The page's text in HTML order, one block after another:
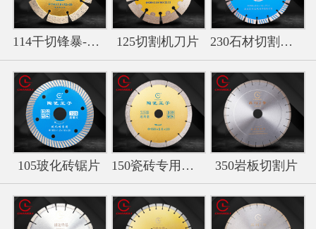
114干切锋暴-金色干切王切 125切割机刀片 230石材切割片-波纹干切
105玻化砖锯片 150瓷砖专用切割片 350岩板切割片